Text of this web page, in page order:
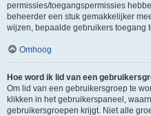
permissies/toegangspermissies
beheerder een stuk gemakkelijker
wijzen, bepaalde gebruikers toegang
Omhoog
Hoe word ik lid van een
Om lid van een gebruikersgroep te
klikken in het gebruikerspaneel,
gebruikersgroepen krijgt. Niet alle